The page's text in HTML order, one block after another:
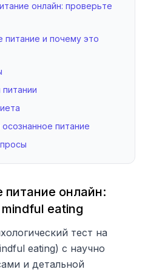
онлайн: проверьте
питание и почему это
питание
питание онлайн:
eating
тест на
eating) с научно
и детальной